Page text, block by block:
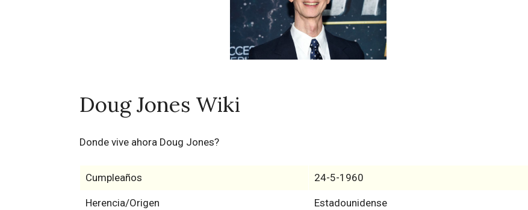
Doug Jones Wiki
Donde vive ahora Doug Jones?
Cumpleaños 24-5-1960
Herencia/Origen Estadounidense